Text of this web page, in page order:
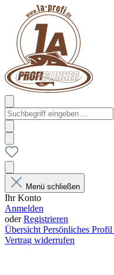
Menü schließen
Ihr Konto
Anmelden
oderRegistrieren
Übersicht Persönliches Profil
Vertrag widerrufen